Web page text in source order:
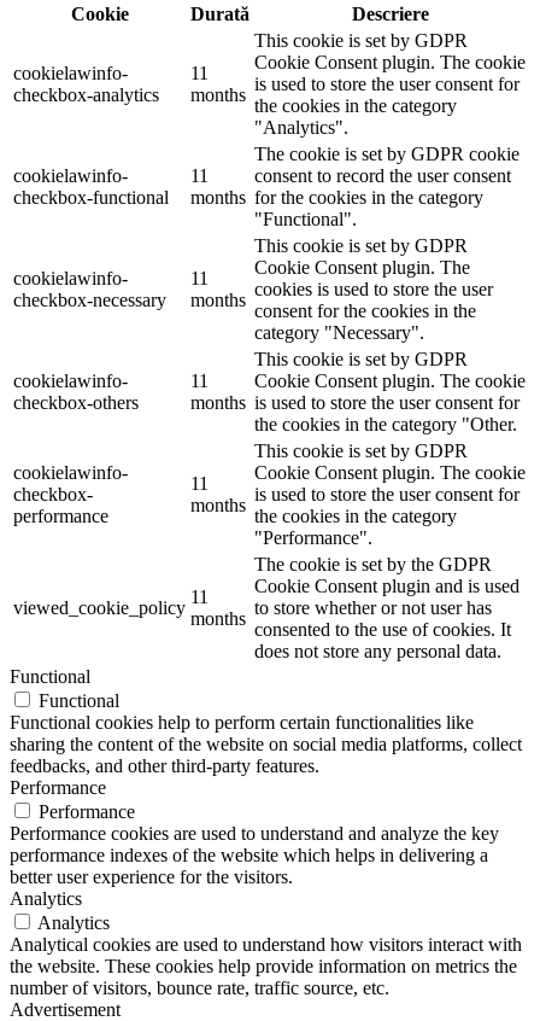
Cookie
Durată Descriere
cookielawinfo-
checkbox-analytics
11
months
This cookie is set by GDPR
Cookie Consent plugin. The cookie
is used to store the user consent for
the cookies in the category
"Analytics".
cookielawinfo-
checkbox-functional
11
months
The cookie is set by GDPR cookie
consent to record the user consent
for the cookies in the category
"Functional".
cookielawinfo-
checkbox-necessary
11
months
This cookie is set by GDPR
Cookie Consent plugin. The
cookies is used to store the user
consent for the cookies in the
category "Necessary".
cookielawinfo-
checkbox-others
11
months
This cookie is set by GDPR
Cookie Consent plugin. The cookie
is used to store the user consent for
the cookies in the category "Other.
cookielawinfo-
checkbox-
performance
11
months
This cookie is set by GDPR
Cookie Consent plugin. The cookie
is used to store the user consent for
the cookies in the category
"Performance".
viewed_cookie_policy
11
months
The cookie is set by the GDPR
Cookie Consent plugin and is used
to store whether or not user has
consented to the use of cookies. It
does not store any personal data.
Functional
Functional
Functional cookies help to perform certain functionalities like
sharing the content of the website on social media platforms, collect
feedbacks, and other third-party features.
Performance
Performance
Performance cookies are used to understand and analyze the key
performance indexes of the website which helps in delivering a
better user experience for the visitors.
Analytics
Analytics
Analytical cookies are used to understand how visitors interact with
the website. These cookies help provide information on metrics the
number of visitors, bounce rate, traffic source, etc.
Advertisement